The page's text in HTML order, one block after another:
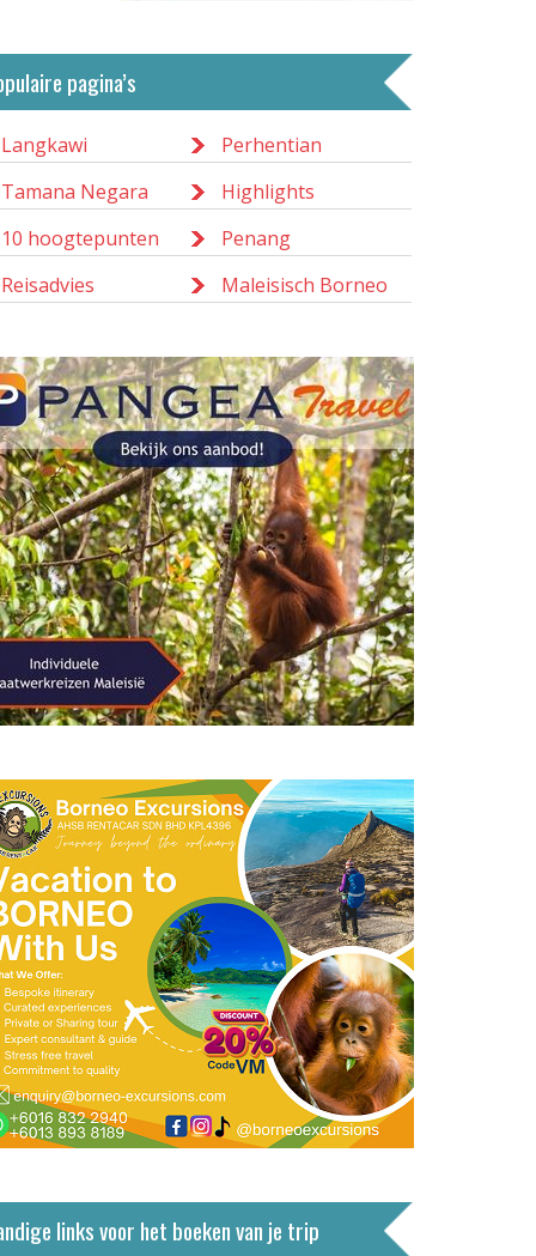
pagina’s
Langkawi
Perhentian
Tamana Negara
Highlights
10 hoogtepunten
Penang
Reisadvies
Maleisisch Borneo
links voor het boeken van je trip